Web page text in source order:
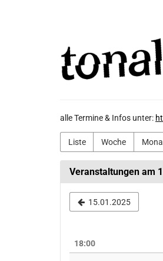
GmbH
alle Termine & Infos unter:
Liste Woche
Veranstaltungen am
15.01.2025
18:00